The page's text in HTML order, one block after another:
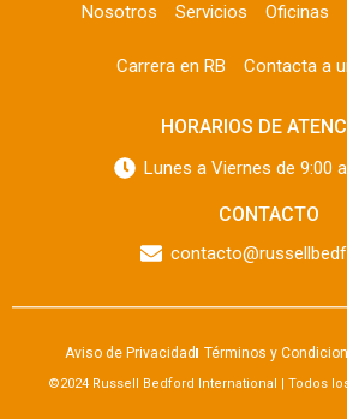
Nosotros Servicios Oficinas
Carrera en RB Contacta a
HORARIOS DE
Lunes a Viernes de 9:00
CONTACTO
Aviso de Privacidad Términos y
©2024 Russell Bedford International | Todos